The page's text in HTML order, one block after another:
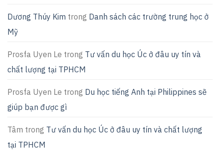
Dương Thúy Kim trong Danh sách các trường trung học ở
Mỹ
Prosfa Uyen Le trong Tư vấn du học Úc ở đâu uy tín và
chất lượng tại TPHCM
Prosfa Uyen Le trong Du học tiếng Anh tại Philippines sẽ
giúp bạn được gì
Tâm trong Tư vấn du học Úc ở đâu uy tín và chất lượng
tại TPHCM